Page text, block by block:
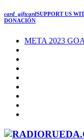
card_giftcardSUPPORT US
DONACIÓN
META 2023